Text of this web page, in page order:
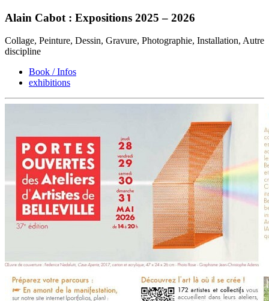
Alain Cabot : Expositions 2025 – 2026
Collage, Peinture, Dessin, Gravure, Photographie, Installation, Autre
discipline
Book / Infos
exhibitions